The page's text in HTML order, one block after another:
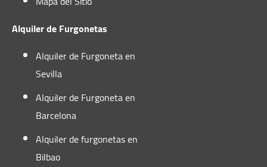
asegura una conexión directa y eficiente.
Alquiler de Furgonetas
Alquiler de Furgoneta en
Sevilla
Alquiler de Furgoneta en
Barcelona
Alquiler de furgonetas en
Bilbao